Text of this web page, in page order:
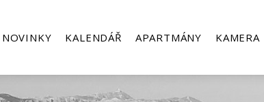
NOVINKY KALENDÁŘ APARTMÁNY KAMERA